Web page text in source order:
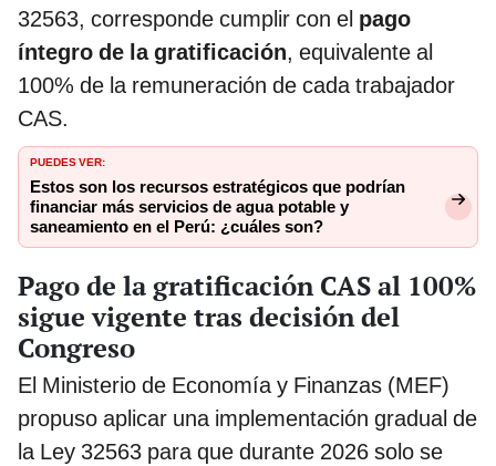
32563, corresponde cumplir con el pago
íntegro de la gratificación, equivalente al
100% de la remuneración de cada trabajador
CAS.
PUEDES VER:
Estos son los recursos estratégicos que podrían
financiar más servicios de agua potable y
saneamiento en el Perú: ¿cuáles son?
Pago de la gratificación CAS al 100%
sigue vigente tras decisión del
Congreso
El Ministerio de Economía y Finanzas (MEF)
propuso aplicar una implementación gradual de
la Ley 32563 para que durante 2026 solo se